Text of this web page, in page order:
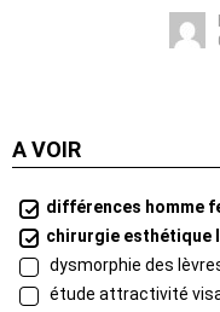
A VOIR
différences homme
chirurgie esthétique
dysmorphie des
étude attractivité